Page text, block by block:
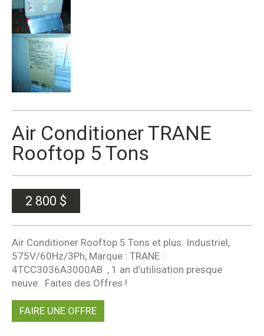
Air Conditioner TRANE
Rooftop 5 Tons
2 800 $
Air Conditioner Rooftop 5 Tons et plus. Industriel,
575V/60Hz/3Ph, Marque : TRANE :
4TCC3036A3000AB , 1 an d’utilisation presque
neuve. Faites des Offres !
FAIRE UNE OFFRE